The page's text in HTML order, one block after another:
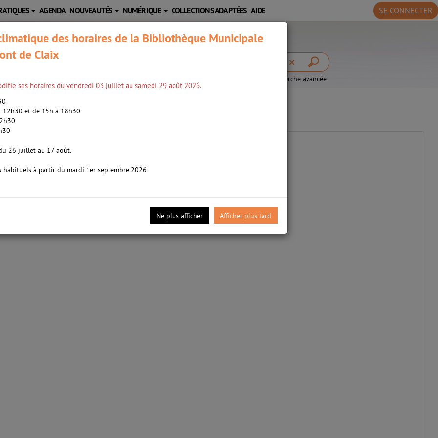
SE CONNECTER
recherche avancée
AGENDA NOUVEAUTÉS NUMÉRIQUE COLLECTIONS ADAPTÉES AIDE
des horaires de la Bibliothèque Municipale
de Claix
ses horaires du vendredi 03 juillet au samedi 29 août 2026.
12h30 et de 15h à 18h30
26 juillet au 17 août.
habituels à partir du mardi 1er septembre 2026.
Ne plus afficher Afficher plus tard